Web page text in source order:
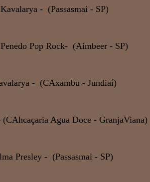
- (Passasmai - SP)
Pop Rock- (Aimbeer - SP)
- (CAxambu - Jundiaí)
Agua Doce - GranjaViana)
Presley - (Passasmai - SP)